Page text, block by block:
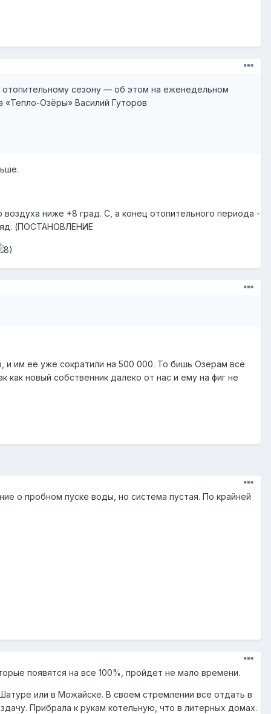
сезону — об этом на еженедельном
«Тепло-Озёры» Василий Гуторов
ниже +8 град. C, а конец отопительного периода -
(ПОСТАНОВЛЕНИЕ
им её уже сократили на 500 000. То бишь Озёрам всё
как новый собственник далеко от нас и ему на фиг не
о пробном пуске воды, но система пустая. По крайней
появятся на все 100%, пройдет не мало времени.
или в Можайске. В своем стремлении все отдать в
Прибрала к рукам котельную, что в литерных домах.